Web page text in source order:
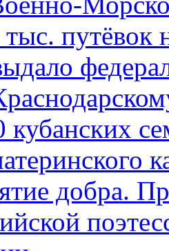
путёвок
кубанских
добра.